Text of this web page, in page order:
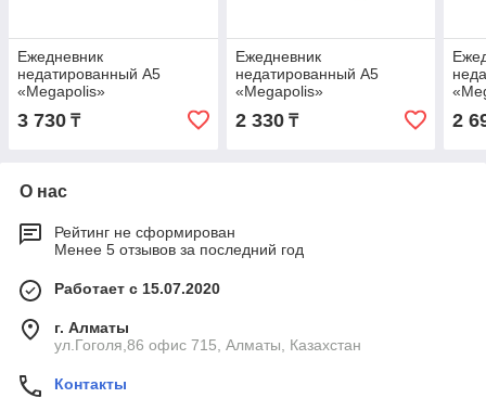
Ежедневник
недатированный А5
«Megapolis»
3 730 ₸
Ежедневник
недатированный А5
«Megapolis»
2 330₸ 2
О нас
Рейтинг не сформирован
Менее 5 отзывов за последний год
Работает с 15.07.2020
г. Алматы
ул.Гоголя,86 офис 715, Алматы, Казахстан
Контакты